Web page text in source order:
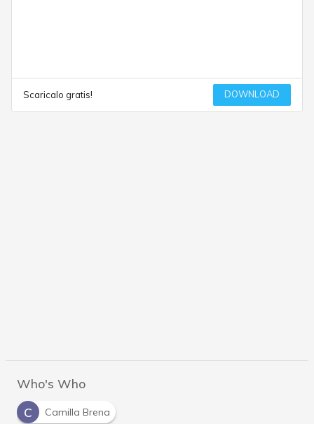
Scaricalo gratis! DOWNLOAD
Who's Who
C
Camilla Brena